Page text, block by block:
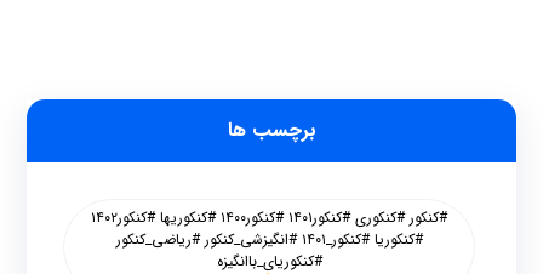
برچسب ها
#کنکور #کنکوری #کنکور۱۴۰۱ #کنکور۱۴۰۰ #کنکوریها #کنکور۱۴۰۲
#کنکوریا #کنکور_۱۴۰۱ #انگیزشی_کنکور #ریاضی_کنکور
#کنکوریای_باانگیزه